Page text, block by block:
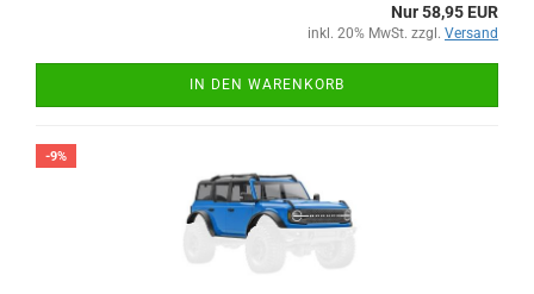
Nur 58,95 EUR
inkl. 20% MwSt. zzgl. Versand
IN DEN WARENKORB
-9%